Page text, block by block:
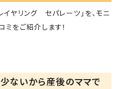
ヤリング セパレーツ」を、モニ
ミをご紹介します！
ないから産後のママで